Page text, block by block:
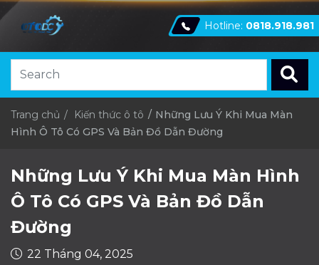
Hotline: 0818.918.981
Trang chủ Kiến thức ô tô
Những Lưu Ý Khi Mua Màn
Hình Ô Tô Có GPS Và Bản Đồ Dẫn Đường
Những Lưu Ý Khi Mua Màn Hình
Ô Tô Có GPS Và Bản Đồ Dẫn
Đường
22 Tháng 04, 2025